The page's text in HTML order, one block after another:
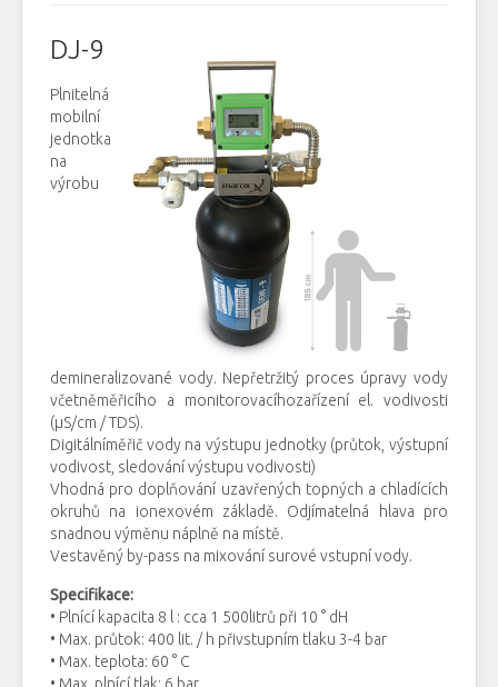
DJ-9
Plnitelná
mobilní
jednotka
na
výrobu
demineralizované vody. Nepřetržitý proces úpravy vody
včetněměřicího a monitorovacíhozařízení el. vodivosti
(μS/cm / TDS).
Digitálníměřič vody na výstupu jednotky (průtok, výstupní
vodivost, sledování výstupu vodivosti)
Vhodná pro doplňování uzavřených topných a chladících
okruhů na ionexovém základě. Odjímatelná hlava pro
snadnou výměnu náplně na místě.
Vestavěný by-pass na mixování surové vstupní vody.
Specifikace:
• Plnící kapacita 8 l : cca 1 500litrů při 10 ° dH
• Max. průtok: 400 lit. / h přivstupním tlaku 3-4 bar
• Max. teplota: 60 ° C